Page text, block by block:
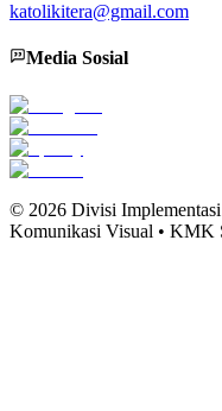
katolikitera@gmail.com
Media Sosial
© 2026 Divisi
Komunikasi Visual • KMK